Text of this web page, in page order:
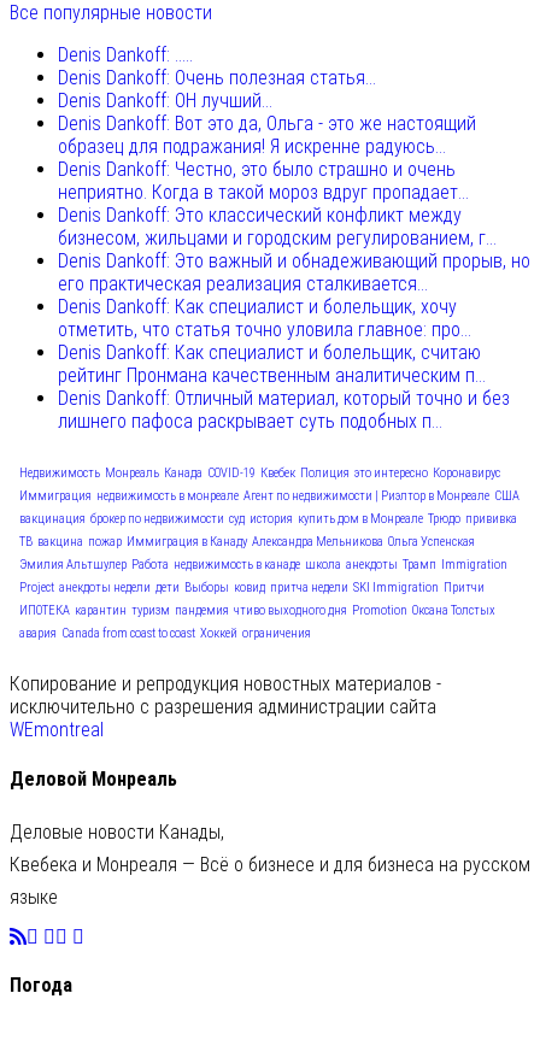
Все популярные новости
Denis Dankoff: .....
Denis Dankoff: Очень полезная статья...
Denis Dankoff: ОН лучший...
Denis Dankoff: Вот это да, Ольга - это же настоящий
образец для подражания! Я искренне радуюсь...
Denis Dankoff: Честно, это было страшно и очень
неприятно. Когда в такой мороз вдруг пропадает...
Denis Dankoff: Это классический конфликт между
бизнесом, жильцами и городским регулированием, г...
Denis Dankoff: Это важный и обнадеживающий прорыв, но
его практическая реализация сталкивается...
Denis Dankoff: Как специалист и болельщик, хочу
отметить, что статья точно уловила главное: про...
Denis Dankoff: Как специалист и болельщик, считаю
рейтинг Пронмана качественным аналитическим п...
Denis Dankoff: Отличный материал, который точно и без
лишнего пафоса раскрывает суть подобных п...
Недвижимость Монреаль Канада COVID-19 Квебек Полиция это интересно Коронавирус
Иммиграция недвижимость в монреале Агент по недвижимости | Риэлтор в Монреале США
вакцинация брокер по недвижимости суд история купить дом в Монреале Трюдо прививка
ТВ вакцина пожар Иммиграция в Канаду Александра Мельникова Ольга Успенская
Эмилия Альтшулер Работа недвижимость в канаде школа анекдоты Трамп
Immigration
Project анекдоты недели дети Выборы ковид притча недели SKI Immigration Притчи
ИПОТЕКА карантин туризм пандемия чтиво выходного дня Promotion Оксана Толстых
авария Canada from coast to coast Хоккей ограничения
Копирование и репродукция новостных материалов -
исключительно с разрешения администрации сайта
WEmontreal
Деловой Монреаль
Деловые новости Канады,
Квебека и Монреаля — Всё о бизнесе и для бизнеса на русском
языке
Погода